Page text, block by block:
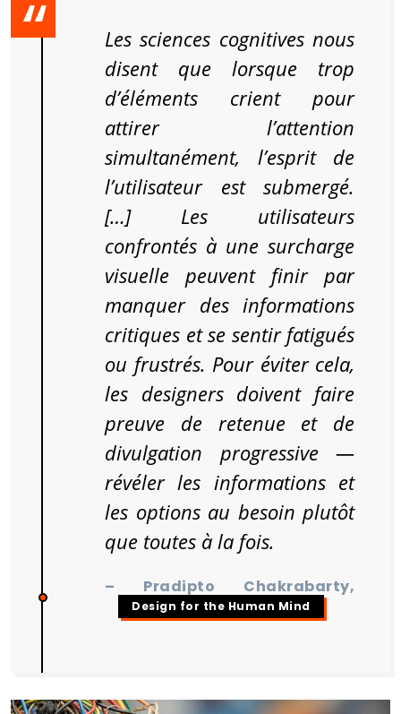
Les sciences cognitives nous
disent que lorsque trop
d’éléments crient pour
attirer l’attention
simultanément, l’esprit de
l’utilisateur est submergé.
[…] Les utilisateurs
confrontés à une surcharge
visuelle peuvent finir par
manquer des informations
critiques et se sentir fatigués
ou frustrés. Pour éviter cela,
les designers doivent faire
preuve de retenue et de
divulgation progressive —
révéler les informations et
les options au besoin plutôt
que toutes à la fois.
– Pradipto Chakrabarty,
Design for the Human Mind